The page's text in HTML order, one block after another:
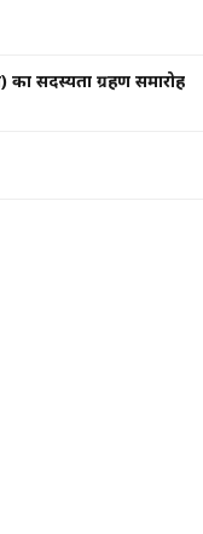
का सदस्यता ग्रहण समारोह